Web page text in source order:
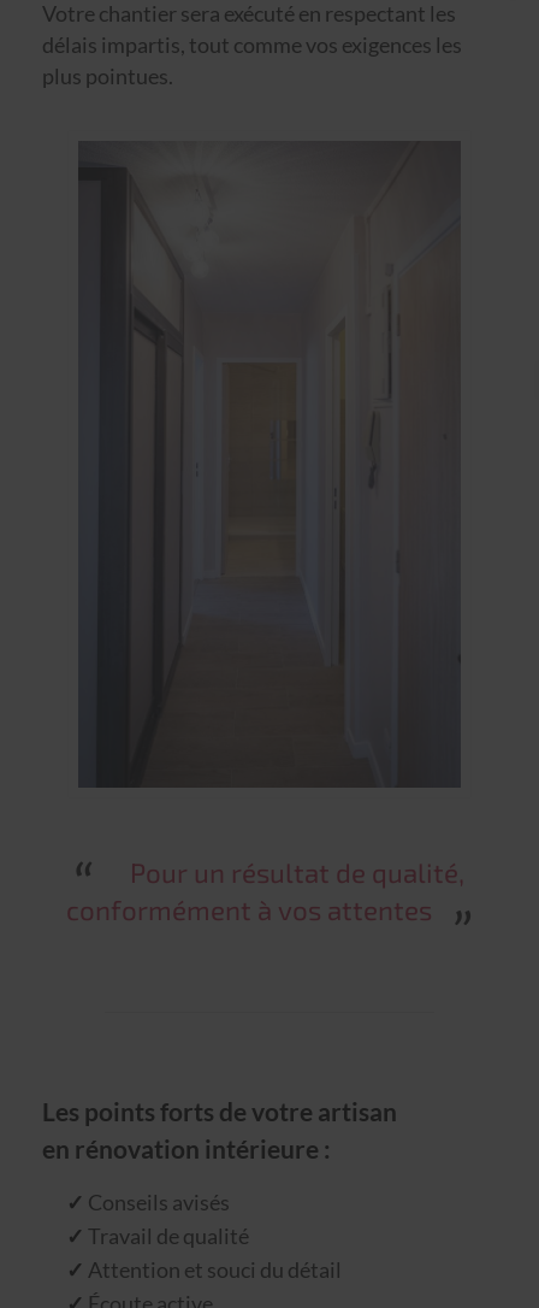
Votre chantier sera exécuté en respectant les
délais impartis, tout comme vos exigences les
plus pointues.
Pour un résultat de qualité,
conformément à vos attentes
Les points forts de votre artisan
en rénovation intérieure :
Conseils avisés
Travail de qualité
Attention et souci du détail